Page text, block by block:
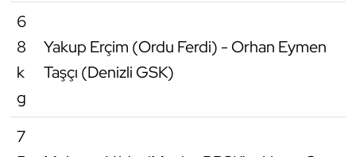
6
8
k
g
Yakup Erçim (Ordu Ferdi) - Orhan Eymen
Taşçı (Denizli GSK)
7